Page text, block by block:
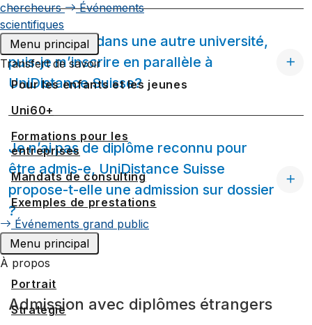
chercheurs
Événements
scientifiques
Menu principal
Transfert de savoir
Pour les enfants et les jeunes
Uni60+
Formations pour les
entreprises
Mandats de consulting
Exemples de prestations
Événements grand public
Menu principal
À propos
Portrait
Stratégie
J’étudie déjà dans une autre université,
puis-je m’inscrire en parallèle à
UniDistance Suisse?
Je n’ai pas de diplôme reconnu pour
être admis-e, UniDistance Suisse
propose-t-elle une admission sur dossier
?
Admission avec diplômes étrangers